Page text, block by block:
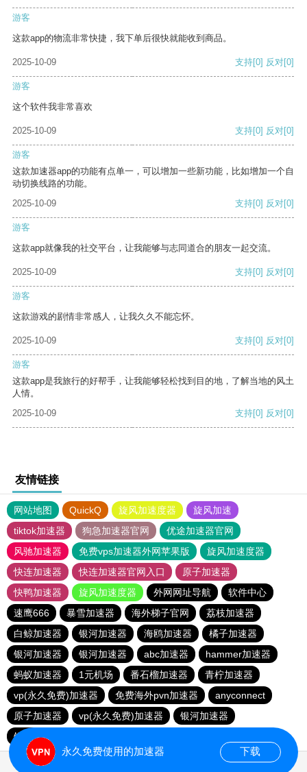
游客
这款app的物流非常快捷，我下单后很快就能收到商品。
2025-10-09 支持[0] 反对[0]
游客
这个软件我非常喜欢
2025-10-09 支持[0] 反对[0]
游客
这款加速器app的功能有点单一，可以增加一些新功能，比如增加一个自
动切换线路的功能。
2025-10-09
支持[0] 反对[0]
游客
这款app就像我的社交平台，让我能够与志同道合的朋友一起交流。
2025-10-09 支持[0] 反对[0]
游客
这款游戏的剧情非常感人，让我久久不能忘怀。
2025-10-09 支持[0] 反对[0]
游客
这款app是我旅行的好帮手，让我能够轻松找到目的地，了解当地的风土
人情。
2025-10-09
支持[0] 反对[0]
友情链接
网站地图 QuickQ 旋风加速度器
旋风加速
tiktok加速器
狗急加速器官网
优途加速器官网
风驰加速器
免费vps加速器外网苹果版
旋风加速度器
快连加速器
快连加速器官网入口
原子加速器
快鸭加速器
旋风加速度器 外网网址导航
软件中心
速鹰666
暴雪加速器 海外梯子官网
荔枝加速器
白鲸加速器
银河加速器 海鸥加速器
橘子加速器
银河加速器
银河加速器 abc加速器
hammer加速器
蚂蚁加速器
1元机场 番石榴加速器
青柠加速器
vp(永久免费)加速器
免费海外pvn加速器
anyconnect
原子加速器
vp(永久免费)加速器
银河加速器
银河加速器
永久免费使用的加速器 下载